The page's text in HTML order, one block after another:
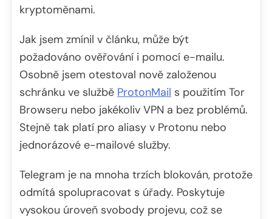
kryptoměnami.
Jak jsem zmínil v článku, může být
požadováno ověřování i pomocí e-mailu.
Osobně jsem otestoval nově založenou
schránku ve službě ProtonMail s použitím Tor
Browseru nebo jakékoliv VPN a bez problémů.
Stejně tak platí pro aliasy v Protonu nebo
jednorázové e-mailové služby.
Telegram je na mnoha trzích blokován, protože
odmítá spolupracovat s úřady. Poskytuje
vysokou úroveň svobody projevu, což se